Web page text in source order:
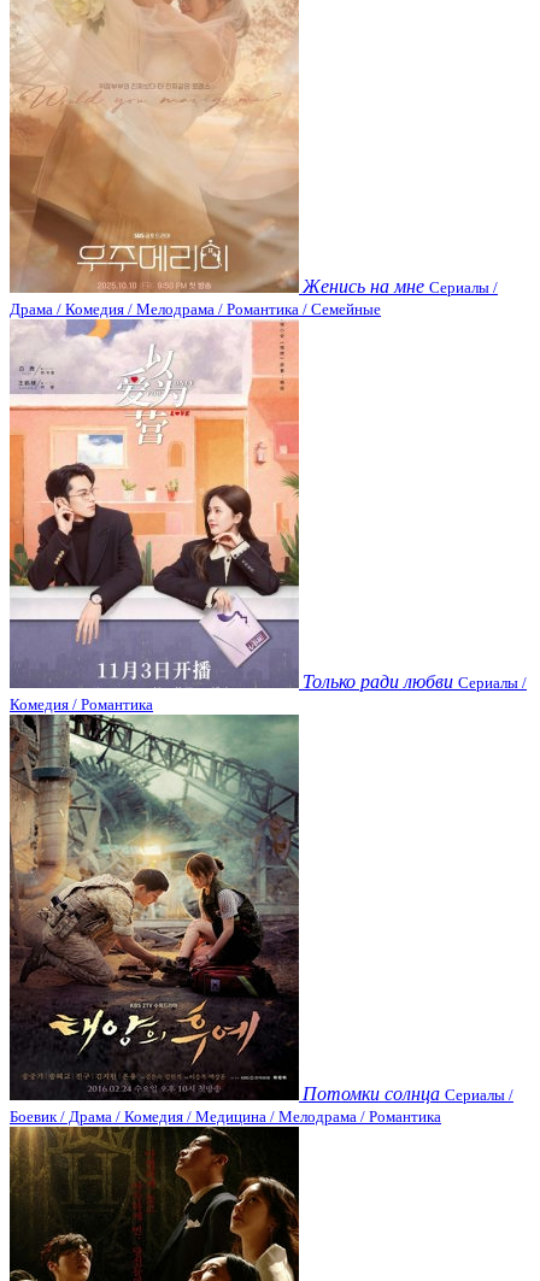
Женись на мне Сериалы /
Драма / Комедия / Мелодрама / Романтика / Семейные
Только ради любви Сериалы /
Комедия / Романтика
Потомки солнца Сериалы /
Боевик / Драма / Комедия / Медицина / Мелодрама / Романтика